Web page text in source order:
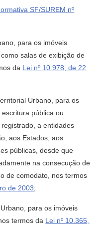
SF/SUREM nº
para os imóveis
salas de exibição de
da Lei nº 10.978, de 22
Urbano, para os
pública ou
a entidades
aos Estados, aos
públicas, desde que
na consecução de
de comodato, nos termos
de 2003;
para os imóveis
termos da Lei nº 10.365,